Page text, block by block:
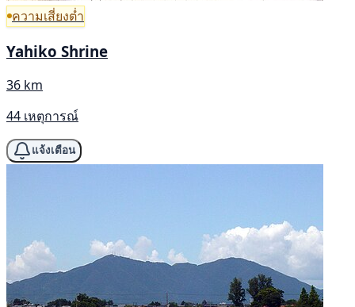
ความเสี่ยงต่ำ
Yahiko Shrine
36 km
44 เหตุการณ์
แจ้งเตือน